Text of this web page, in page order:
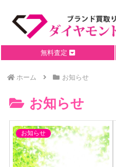
無料査定
ホーム お知らせ
お知らせ
お知らせ